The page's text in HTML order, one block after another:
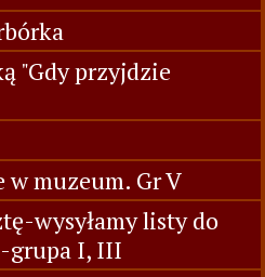
"Gdy przyjdzie
w muzeum. Gr V
wysyłamy listy do
grupa I, III